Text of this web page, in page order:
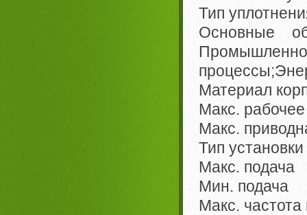
Тип
Основные
Материал
Макс.
Макс.
Тип
Макс.
Мин. подача
Макс.